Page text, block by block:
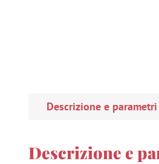
Descrizione e parametri
Descrizione e